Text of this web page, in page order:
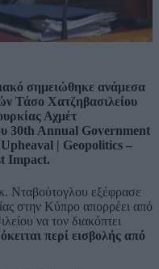
σημειώθηκε ανάμεσα
Τάσο Χατζηβασιλείου
Αχμέτ
30th Annual Government
| Geopolitics –
Impact.
Νταβούτογλου εξέφρασε
στην Κύπρο απορρέει από
να τον διακόπτει
περί εισβολής από